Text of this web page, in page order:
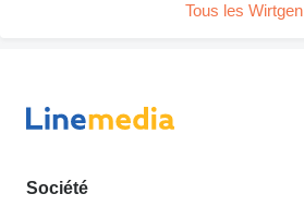
Tous les Wirtgen
Société